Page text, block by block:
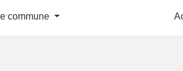
commune